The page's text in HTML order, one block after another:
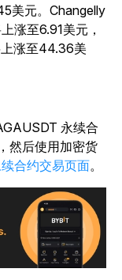
美元。Changelly
涨至6.91美元，
涨至44.36美
永续合
，然后使用加密货
合约交易页面。